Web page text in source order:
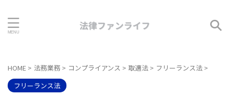
HOME > 法務業務 > コンプライアンス > 取適法 > フリーランス法 >
フリーランス法